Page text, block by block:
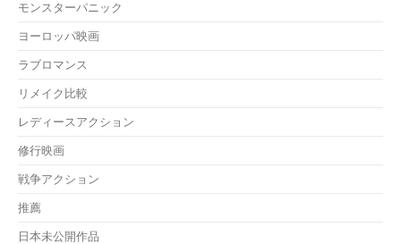
モンスターパニック
ヨーロッパ映画
ラブロマンス
リメイク比較
レディースアクション
修行映画
戦争アクション
推薦
日本未公開作品